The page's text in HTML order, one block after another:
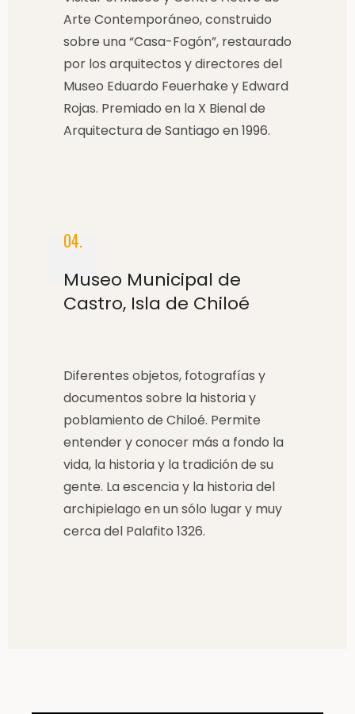
Arte Contemporáneo, construido
sobre una “Casa-Fogón”, restaurado
por los arquitectos y directores del
Museo Eduardo Feuerhake y Edward
Rojas. Premiado en la X Bienal de
Arquitectura de Santiago en 1996.
04.
Museo Municipal de
Castro, Isla de Chiloé
Diferentes objetos, fotografías y
documentos sobre la historia y
poblamiento de Chiloé. Permite
entender y conocer más a fondo la
vida, la historia y la tradición de su
gente. La escencia y la historia del
archipielago en un sólo lugar y muy
cerca del Palafito 1326.